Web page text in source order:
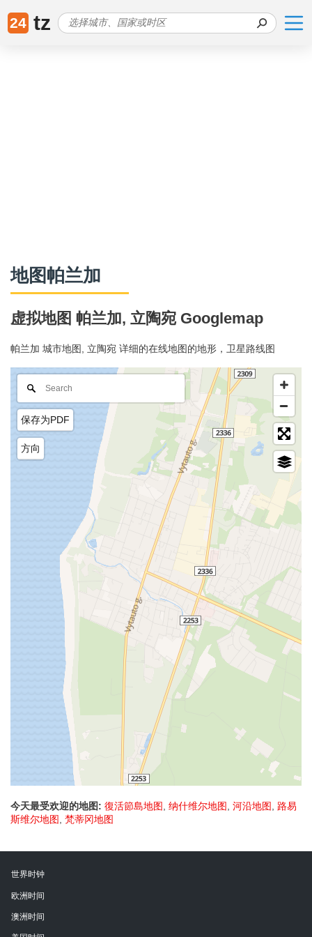
24 tz
地图帕兰加
虚拟地图 帕兰加, 立陶宛 Googlemap
帕兰加 城市地图, 立陶宛 详细的在线地图的地形，卫星路线图
保存为PDF
方向
今天最受欢迎的地图: 復活節島地图, 纳什维尔地图, 河沿地图, 路易
斯维尔地图, 梵蒂冈地图
世界时钟
欧洲时间
澳洲时间